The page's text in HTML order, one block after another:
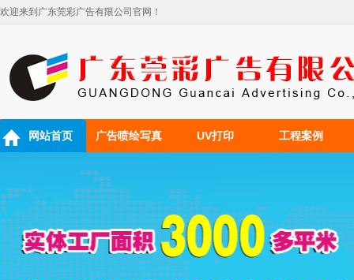
欢迎来到广东莞彩广告有限公司官网！
网站首页 广告喷绘写真 UV打印 工程案例